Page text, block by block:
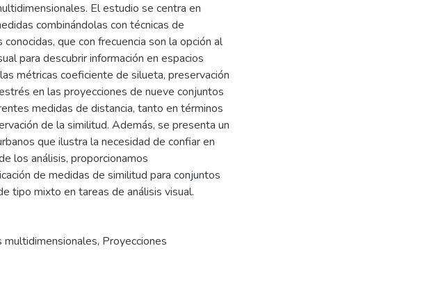
El estudio se centra en
combinándolas con técnicas de
que con frecuencia son la opción al
para descubrir información en espacios
métricas coeficiente de silueta, preservación
en las proyecciones de nueve conjuntos
medidas de distancia, tanto en términos
de la similitud. Además, se presenta un
que ilustra la necesidad de confiar en
los análisis, proporcionamos
de medidas de similitud para conjuntos
tipo mixto en tareas de análisis visual.
multidimensionales, Proyecciones